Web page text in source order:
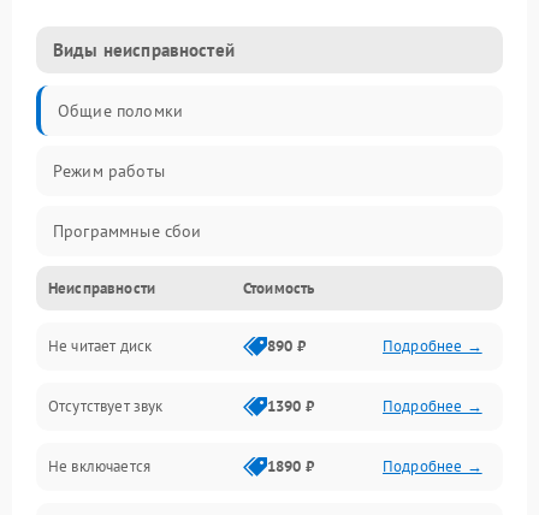
Виды неисправностей
Общие поломки
Режим работы
Программные сбои
Видео и HDMI
Звук и аудиовыходы
Диски и привод
Сеть и онлайн
Неисправности Стоимость
Не читает диск 890 ₽ Подробнее →
Отсутствует звук 1390 ₽ Подробнее →
Не включается 1890 ₽ Подробнее →